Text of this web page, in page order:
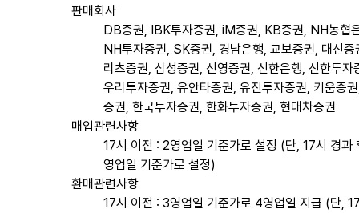
판매회사
DB증권, IBK투자증권, iM증권, KB증권, NH농협
NH투자증권, SK증권, 경남은행, 교보증권, 대신증
리츠증권, 삼성증권, 신영증권, 신한은행, 신한투자
우리투자증권, 유안타증권, 유진투자증권, 키움증
증권, 한국투자증권, 한화투자증권, 현대차증권
매입관련사항
17시 이전 : 2영업일 기준가로 설정 (단, 17시 경과
영업일 기준가로 설정)
환매관련사항
17시 이전 : 3영업일 기준가로 4영업일 지급 (단,